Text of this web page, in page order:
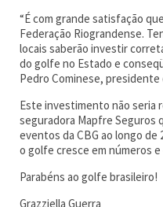
“É com grande satisfação
Federação Riograndense.
locais saberão investir
do golfe no Estado e
Pedro Cominese, presidente
Este investimento não seria
seguradora Mapfre
eventos da CBG ao longo de
o golfe cresce em números e
Parabéns ao golfe brasileiro!
Grazziella Guerra